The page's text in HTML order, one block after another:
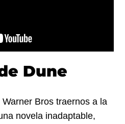
Dune
Bros traernos a la
novela inadaptable,